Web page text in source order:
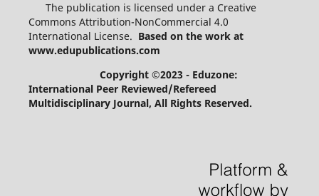
The publication is licensed under a Creative
Commons Attribution-NonCommercial 4.0
International License. Based on the work at
www.edupublications.com
Copyright ©2023 - Eduzone:
International Peer Reviewed/Refereed
Multidisciplinary Journal, All Rights Reserved.